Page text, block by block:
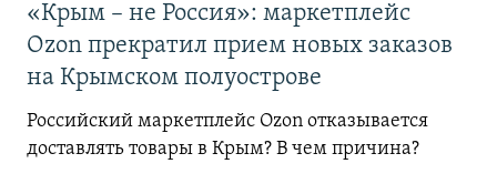
«Крым – не Россия»: маркетплейс
Ozon прекратил прием новых заказов
на Крымском полуострове
Российский маркетплейс Ozon отказывается
доставлять товары в Крым? В чем причина?